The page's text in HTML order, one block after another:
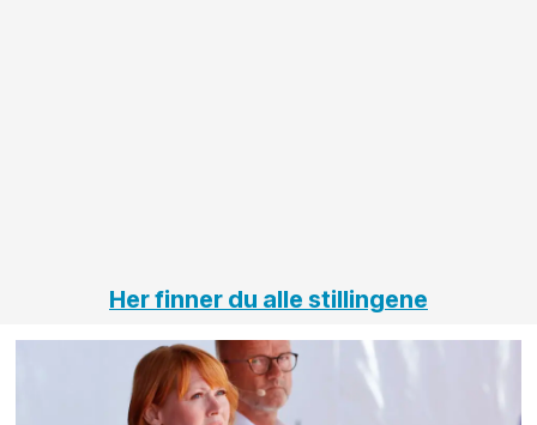
Her finner du alle stillingene